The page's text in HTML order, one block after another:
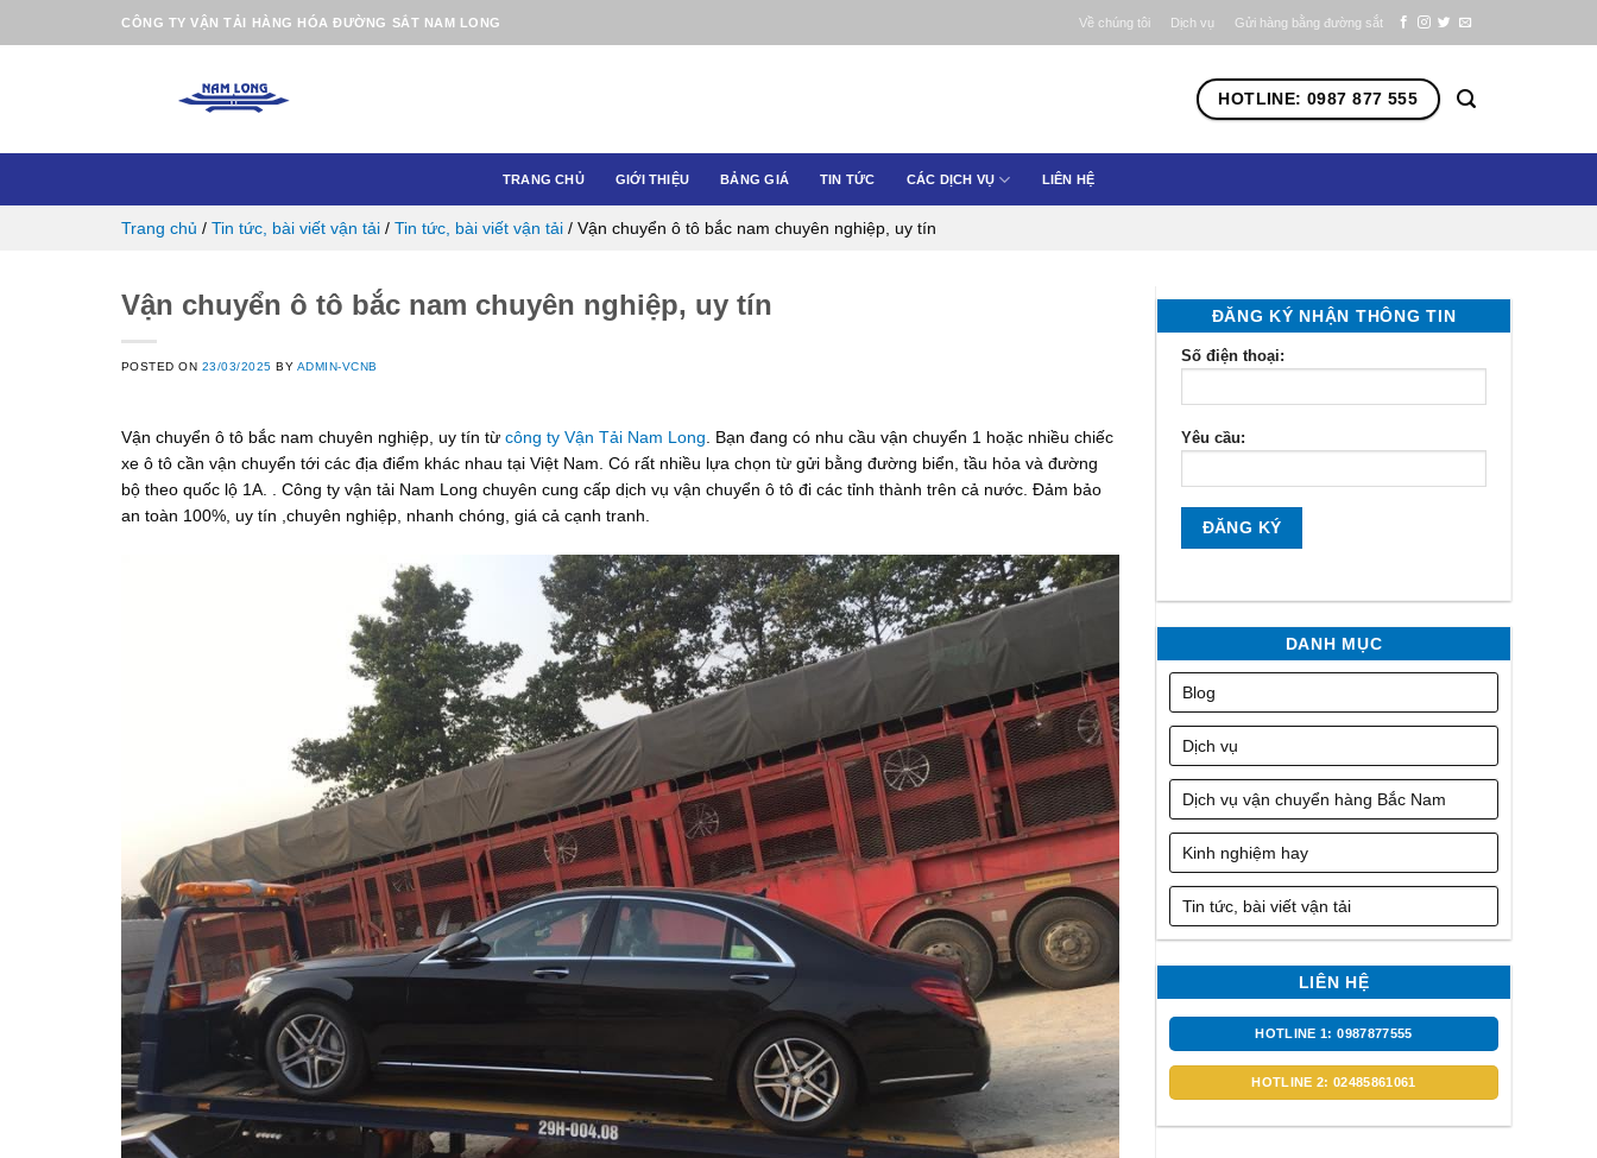
CÔNG TY VẬN TẢI HÀNG HÓA ĐƯỜNG SẮT NAM LONG Về chúng tôi Dịch vụ Gửi hàng bằng đường sắt
HOTLINE: 0987 877 555
TRANG CHỦ GIỚI THIỆU BẢNG GIÁ TIN TỨC CÁC DỊCH VỤ LIÊN HỆ
Trang chủ / Tin tức, bài viết vận tải / Tin tức, bài viết vận tải / Vận chuyển ô tô bắc nam chuyên nghiệp, uy tín
Vận chuyển ô tô bắc nam chuyên nghiệp, uy tín
POSTED ON 23/03/2025 BY ADMIN-VCNB
Vận chuyển ô tô bắc nam chuyên nghiệp, uy tín từ công ty Vận Tải Nam Long . Bạn đang có nhu cầu vận chuyển 1 hoặc nhiều chiếc
xe ô tô cần vận chuyển tới các địa điểm khác nhau tại Việt Nam. Có rất nhiều lựa chọn từ gửi bằng đường biển, tầu hỏa và đường
bộ theo quốc lộ 1A. . Công ty vận tải Nam Long chuyên cung cấp dịch vụ vận chuyển ô tô đi các tỉnh thành trên cả nước. Đảm bảo
an toàn 100%, uy tín ,chuyên nghiệp, nhanh chóng, giá cả cạnh tranh.
ĐĂNG KÝ NHẬN THÔNG TIN
Số điện thoại:
Yêu cầu:
DANH MỤC
Blog
Dịch vụ
Dịch vụ vận chuyển hàng Bắc Nam
Kinh nghiệm hay
Tin tức, bài viết vận tải
LIÊN HỆ
HOTLINE 1: 0987877555
HOTLINE 2: 02485861061